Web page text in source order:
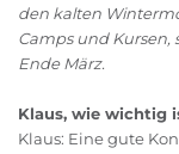
den kalten
Camps und Kursen,
Ende März.
Klaus, wie wichtig
Klaus: Eine gute